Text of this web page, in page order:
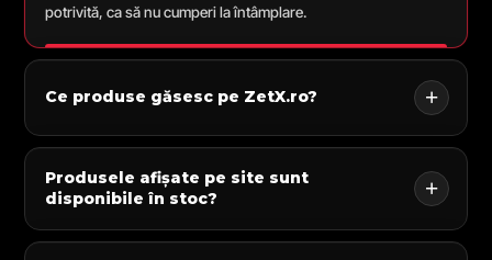
potrivită, ca să nu cumperi la întâmplare.
Ce produse găsesc pe ZetX.ro?
Produsele afișate pe site sunt
disponibile în stoc?